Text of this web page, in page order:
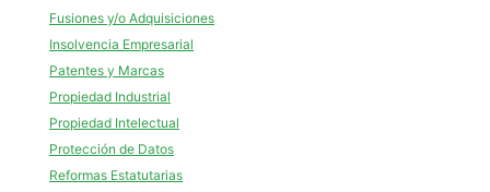
Fusiones y/o Adquisiciones
Insolvencia Empresarial
Patentes y Marcas
Propiedad Industrial
Propiedad Intelectual
Protección de Datos
Reformas Estatutarias